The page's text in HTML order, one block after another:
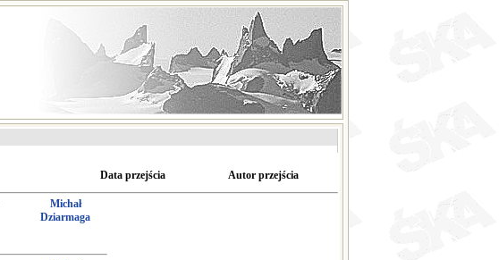
Data przejścia Autor przejścia
Michał
Dziarmaga